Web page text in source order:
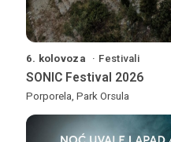
6. kolovoza Festivali
SONIC Festival 2026
Porporela, Park Orsula